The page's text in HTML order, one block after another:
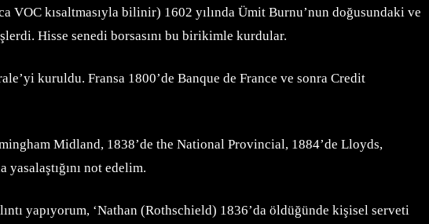
kısaltmasıyla bilinir) 1602 yılında Ümit Burnu’nun doğusundaki ve
Hisse senedi borsasını bu birikimle kurdular.
kuruldu. Fransa 1800’de Banque de France ve sonra Credit
Midland, 1838’de the National Provincial, 1884’de Lloyds,
not edelim.
yapıyorum, ‘Nathan (Rothschield) 1836’da öldüğünde kişisel serveti